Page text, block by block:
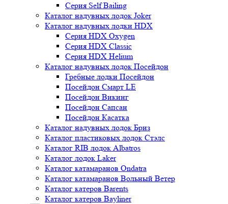
Серия Self Bailing
Каталог надувных лодок Joker
Каталог надувных лодки HDX
Серия HDX Oxygen
Серия HDX Classic
Серия HDX Helium
Каталог надувных лодок Посейдон
Гребные лодки Посейдон
Посейдон Смарт LE
Посейдон Викинг
Посейдон Сапсан
Посейдон Касатка
Каталог надувных лодок Бриз
Каталог пластиковых лодок Стэлс
Каталог RIB лодок Albatros
Каталог лодок Laker
Каталог катамаранов Ondatra
Каталог катамаранов Вольный Ветер
Каталог катеров Barents
Каталог катеров Bayliner